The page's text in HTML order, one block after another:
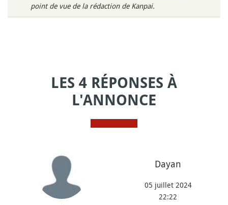
point de vue de la rédaction de Kanpai.
LES 4 RÉPONSES À
L'ANNONCE
Dayan
05 juillet 2024
22:22